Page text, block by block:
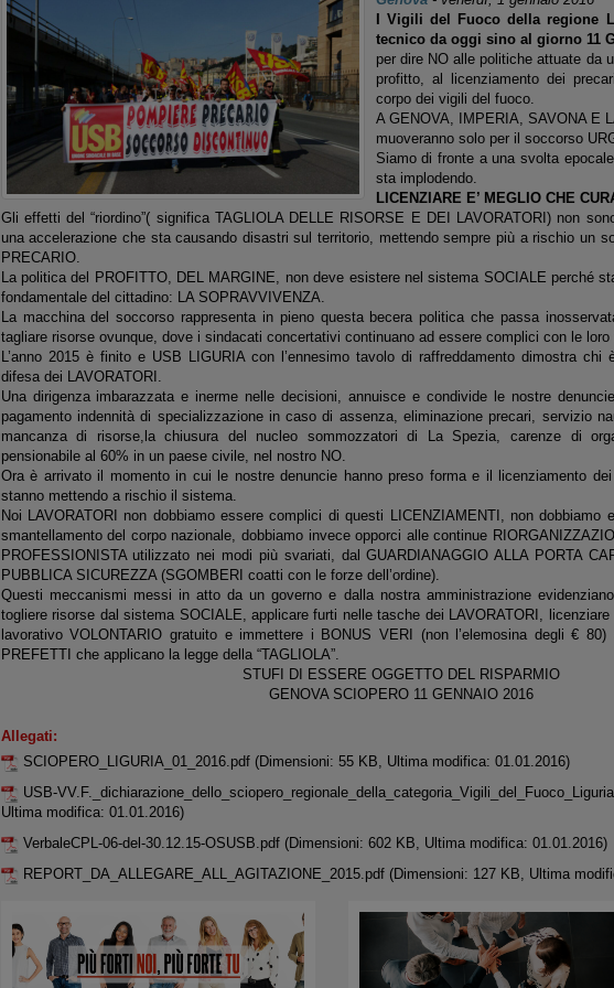
Vigili del Fuoco della regione
tecnico da oggi sino al giorno 11
per dire NO alle politiche attuate da
profitto, al licenziamento dei
corpo dei vigili del fuoco.
A GENOVA, IMPERIA, SAVONA E
muoveranno solo per il soccorso
Siamo di fronte a una svolta
sta implodendo.
LICENZIARE E’ MEGLIO CHE
Gli effetti del “riordino”( significa TAGLIOLA DELLE RISORSE E DEI LAVORATORI) non
una accelerazione che sta causando disastri sul territorio, mettendo sempre più a rischio un
PRECARIO.
La politica del PROFITTO, DEL MARGINE, non deve esistere nel sistema SOCIALE perché
fondamentale del cittadino: LA SOPRAVVIVENZA.
La macchina del soccorso rappresenta in pieno questa becera politica che passa
tagliare risorse ovunque, dove i sindacati concertativi continuano ad essere complici con le loro
L’anno 2015 è finito e USB LIGURIA con l’ennesimo tavolo di raffreddamento dimostra
difesa dei LAVORATORI.
Una dirigenza imbarazzata e inerme nelle decisioni, annuisce e condivide le nostre
pagamento indennità di specializzazione in caso di assenza, eliminazione precari, servizio
mancanza di risorse,la chiusura del nucleo sommozzatori di La Spezia, carenze di
pensionabile al 60% in un paese civile, nel nostro NO.
Ora è arrivato il momento in cui le nostre denuncie hanno preso forma e il licenziamento
stanno mettendo a rischio il sistema.
Noi LAVORATORI non dobbiamo essere complici di questi LICENZIAMENTI, non dobbiamo
smantellamento del corpo nazionale, dobbiamo invece opporci alle continue
PROFESSIONISTA utilizzato nei modi più svariati, dal GUARDIANAGGIO ALLA PORTA
PUBBLICA SICUREZZA (SGOMBERI coatti con le forze dell’ordine).
Questi meccanismi messi in atto da un governo e dalla nostra amministrazione
togliere risorse dal sistema SOCIALE, applicare furti nelle tasche dei LAVORATORI,
lavorativo VOLONTARIO gratuito e immettere i BONUS VERI (non l’elemosina degli €
PREFETTI che applicano la legge della “TAGLIOLA”.
STUFI DI ESSERE OGGETTO DEL RISPARMIO
GENOVA SCIOPERO 11 GENNAIO 2016
Allegati:
SCIOPERO_LIGURIA_01_2016.pdf (Dimensioni: 55 KB, Ultima modifica: 01.01.2016)
USB-
Ultima modifica: 01.01.2016)
VerbaleCPL-06-del-30.12.15-OSUSB.pdf (Dimensioni: 602 KB, Ultima modifica: 01.01.2016)
REPORT_DA_ALLEGARE_ALL_AGITAZIONE_2015.pdf (Dimensioni: 127 KB, Ultima